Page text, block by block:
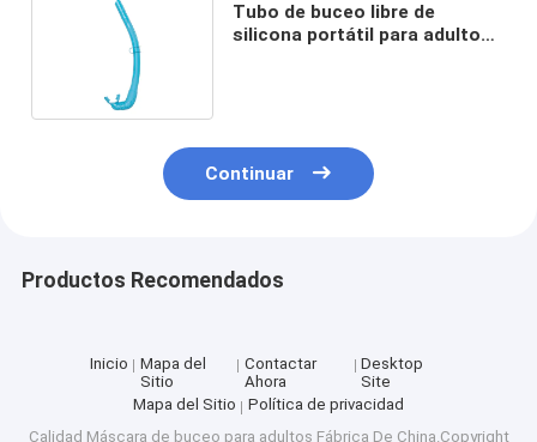
Tubo de buceo libre de
silicona portátil para adultos
Continuar
Productos Recomendados
Inicio
Mapa del
Sitio
Contactar
Ahora
Desktop
Site
Mapa del Sitio
Política de privacidad
Calidad Máscara de buceo para adultos Fábrica De China.Copyright